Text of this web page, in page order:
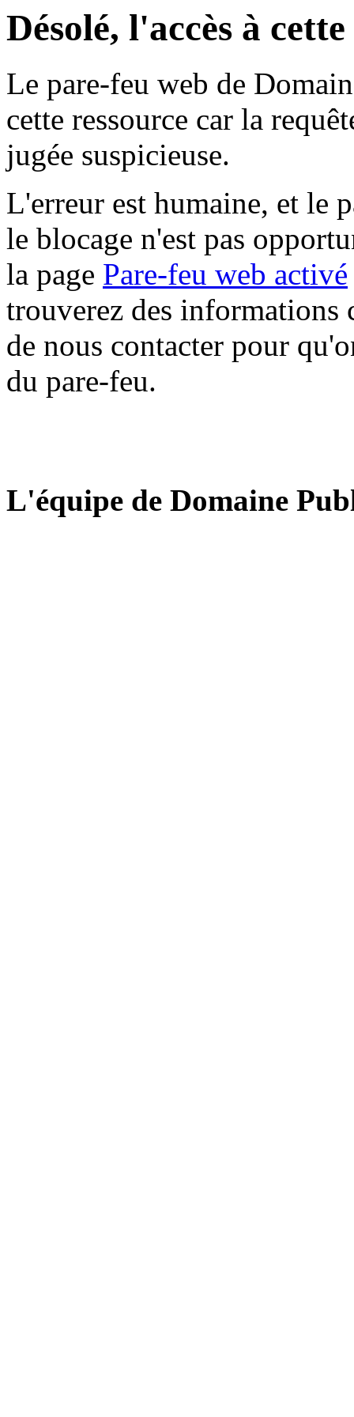
Désolé, l'accès à
Le pare-feu web de
cette ressource car la
jugée suspicieuse.
L'erreur est humaine, et le
le blocage n'est pas
la page Pare-feu web activé
trouverez des informations
de nous contacter pour
du pare-feu.
L'équipe de Domaine